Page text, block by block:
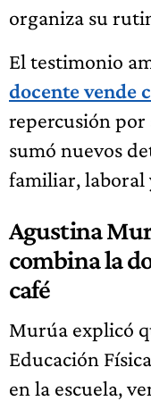
organiza su
El testimonio
docente vende
repercusión
sumó nuevos
familiar, laboral
Agustina
combina la
café
Murúa explicó
Educación
en la escuela,